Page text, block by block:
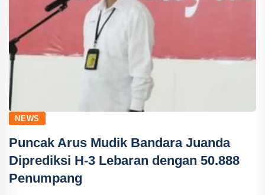
NEWS
Puncak Arus Mudik Bandara Juanda
Diprediksi H-3 Lebaran dengan 50.888
Penumpang